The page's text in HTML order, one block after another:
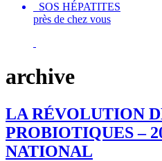
SOS HÉPATITES
près de chez vous
archive
LA RÉVOLUTION
PROBIOTIQUES –
NATIONAL